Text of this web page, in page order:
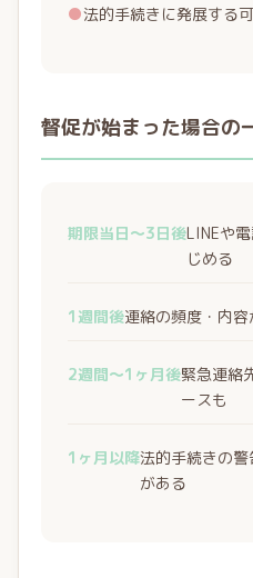
●法的手続きに発展する
督促が始まった場合の
期限当日〜3日後LINEや
じめる
1週間後連絡の頻度・内
2週間〜1ヶ月後緊急連絡
ースも
1ヶ月以降法的手続きの
がある